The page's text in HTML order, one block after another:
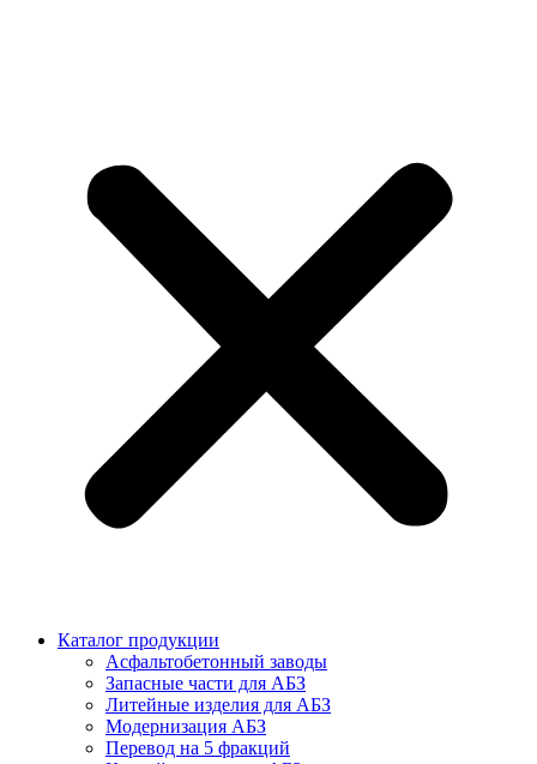
Каталог продукции
Асфальтобетонный заводы
Запасные части для АБЗ
Литейные изделия для АБЗ
Модернизация АБЗ
Перевод на 5 фракций